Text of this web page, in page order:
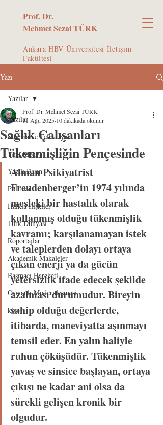
Prof. Dr.
Mehmet Sezai TÜRK
Ankara HBV Üniversitesi İletişim
Fakültesi
Yazı
Yazılar
Sinema ve Televizyon
Yeni Medya
Yazılı Basın
Politika
Halkla İlişkiler
Türk Dünyası
Röportajlar
Akademik Makaleler
Basmacı Hareketi
Osmanlı Modernleşmesi
kiye
Yazılar
Sağlık Çalışanları
Tükenmişliğin Pençesinde
Prof. Dr. Mehmet Sezai TÜRK
11 Ağu 2025 10 dakikada okunur
Alman Psikiyatrist
Freudenberger’in 1974 yılında
mesleki bir hastalık olarak
kullanmış olduğu tükenmişlik
kavramı; karşılanamayan istek
ve taleplerden dolayı ortaya
çıkan enerji ya da gücün
yetersizlik ifade edecek şekilde
azalması durumudur. Bireyin
sahip olduğu değerlerde,
itibarda, maneviyatta aşınmayı
temsil eder. En yalın haliyle
ruhun çöküşüdür. Tükenmişlik
yavaş ve sinsice başlayan, ortaya
çıkışı ne kadar ani olsa da
sürekli gelişen kronik bir
olgudur.